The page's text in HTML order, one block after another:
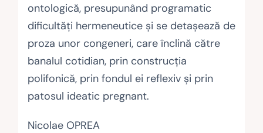
ontologică, presupunând programatic
dificultăţi hermeneutice şi se detaşează de
proza unor congeneri, care înclină către
banalul cotidian, prin construcţia
polifonică, prin fondul ei reflexiv şi prin
patosul ideatic pregnant.
Nicolae OPREA